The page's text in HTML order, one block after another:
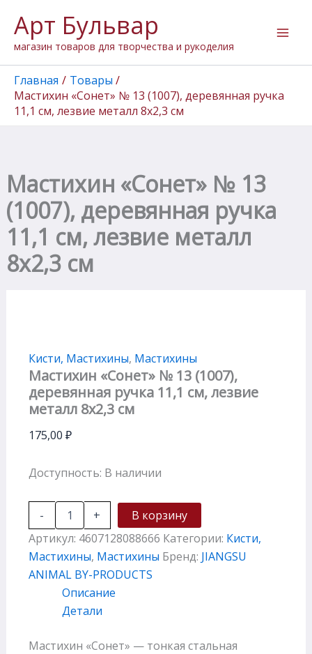
содержимому
Арт Бульвар
магазин товаров для творчества и рукоделия
Главная
Товары
Мастихин «Сонет» № 13 (1007), деревянная ручка
11,1 см, лезвие металл 8х2,3 см
Мастихин «Сонет» № 13
(1007), деревянная ручка
11,1 см, лезвие металл
8х2,3 см
Кисти, Мастихины, Мастихины
Мастихин «Сонет» № 13 (1007),
деревянная ручка 11,1 см, лезвие
металл 8х2,3 см
175,00 ₽
Доступность: В наличии
-
товара
Мастихин
"Сонет"
№
13
деревянная
ручка
8х2,3
см
+
В корзину
Артикул: 4607128088666 Категории: Кисти,
Мастихины, Мастихины Бренд: JIANGSU
ANIMAL BY-PRODUCTS
Описание
Детали
Мастихин «Сонет» — тонкая стальная